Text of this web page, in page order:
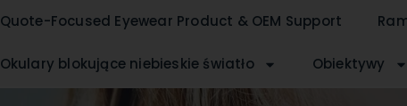
Quote-Focused Eyewear Product & OEM Support
Okulary blokujące niebieskie światło Obiektywy